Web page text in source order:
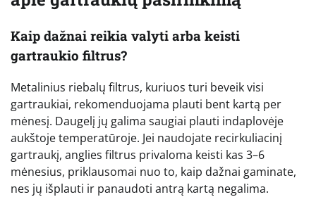
Kaip dažnai reikia valyti arba keisti
gartraukio filtrus?
Metalinius riebalų filtrus, kuriuos turi beveik visi
gartraukiai, rekomenduojama plauti bent kartą per
mėnesį. Daugelį jų galima saugiai plauti indaplovėje
aukštoje temperatūroje. Jei naudojate recirkuliacinį
gartraukį, anglies filtrus privaloma keisti kas 3–6
mėnesius, priklausomai nuo to, kaip dažnai gaminate,
nes jų išplauti ir panaudoti antrą kartą negalima.